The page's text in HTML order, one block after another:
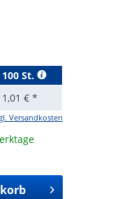
100 St.
€ *
Versandkosten